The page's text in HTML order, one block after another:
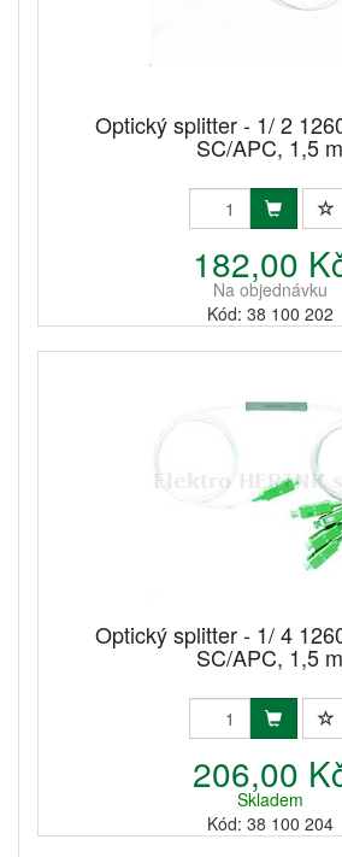
Optický splitter - 1/ 2
SC/APC, 1,5 m
182,00
Na objednávku
Kód: 38 100 202
Optický splitter - 1/ 4
SC/APC, 1,5 m
206,00
Skladem
Kód: 38 100 204